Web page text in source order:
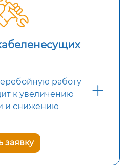
работу
к увеличению
и снижению
заявку